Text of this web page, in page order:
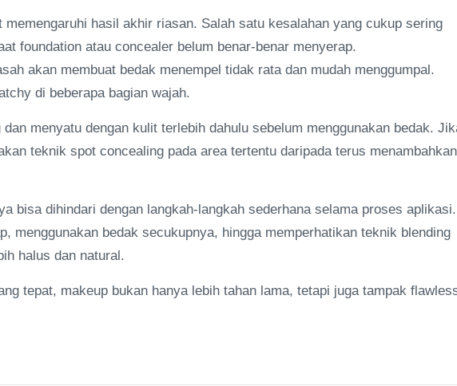
memengaruhi hasil akhir riasan. Salah satu kesalahan yang cukup sering
foundation atau concealer belum benar-benar menyerap.
akan membuat bedak menempel tidak rata dan mudah menggumpal.
di beberapa bagian wajah.
menyatu dengan kulit terlebih dahulu sebelum menggunakan bedak.
teknik spot concealing pada area tertentu daripada terus menambahkan
bisa dihindari dengan langkah-langkah sederhana selama proses aplikasi.
menggunakan bedak secukupnya, hingga memperhatikan teknik blending
halus dan natural.
tepat, makeup bukan hanya lebih tahan lama, tetapi juga tampak